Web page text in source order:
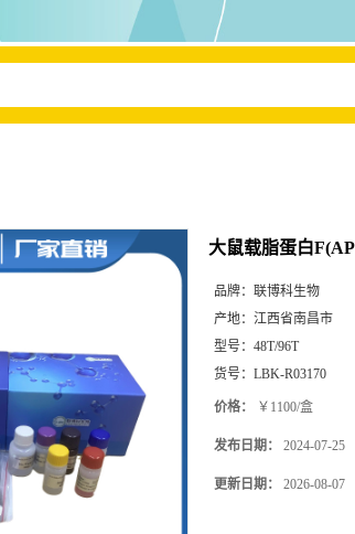
大鼠载脂蛋白
品牌： 联博科生物
产地： 江西省南昌市
型号： 48T/96T
货号： LBK-R03170
价格： ￥1100/盒
发布日期： 2024-07-25
更新日期： 2026-08-07